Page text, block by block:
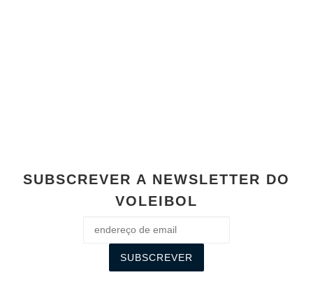
SUBSCREVER A NEWSLETTER DO
VOLEIBOL